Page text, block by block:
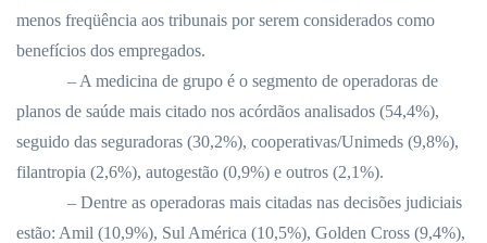
menos freqüência aos tribunais por serem considerados como
benefícios dos empregados.
– A medicina de grupo é o segmento de operadoras de
planos de saúde mais citado nos acórdãos analisados (54,4%),
seguido das seguradoras (30,2%), cooperativas/Unimeds (9,8%),
filantropia (2,6%), autogestão (0,9%) e outros (2,1%).
– Dentre as operadoras mais citadas nas decisões judiciais
estão: Amil (10,9%), Sul América (10,5%), Golden Cross (9,4%),